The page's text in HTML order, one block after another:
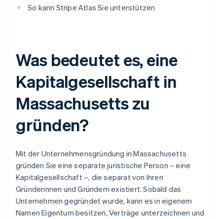
So kann Stripe Atlas Sie unterstützen
Was bedeutet es, eine
Kapitalgesellschaft in
Massachusetts zu
gründen?
Mit der Unternehmensgründung in Massachusetts
gründen Sie eine separate juristische Person – eine
Kapitalgesellschaft –, die separat von ihren
Gründerinnen und Gründern existiert. Sobald das
Unternehmen gegründet wurde, kann es in eigenem
Namen Eigentum besitzen, Verträge unterzeichnen und